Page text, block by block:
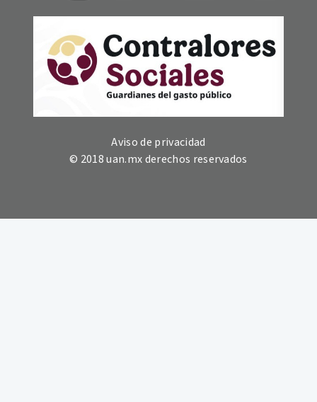
Aviso de privacidad
© 2018 uan.mx derechos reservados